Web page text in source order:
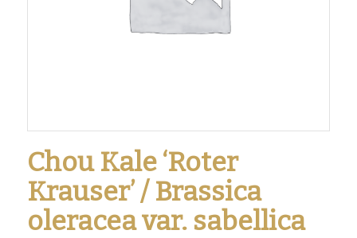
Chou Kale ‘Roter
Krauser’ / Brassica
oleracea var. sabellica